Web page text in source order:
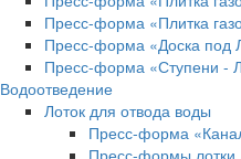
Пресс-форма «Плитка
Пресс-форма «Доска под
Пресс-форма «Ступени -
Водоотведение
Лоток для отвода воды
Пресс-форма